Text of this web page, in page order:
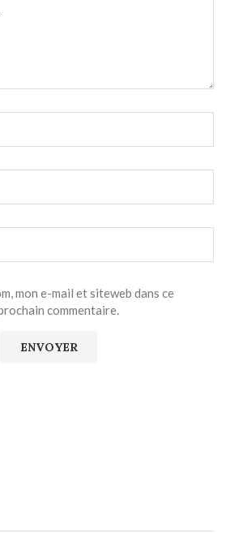
mon e-mail et siteweb dans ce
commentaire.